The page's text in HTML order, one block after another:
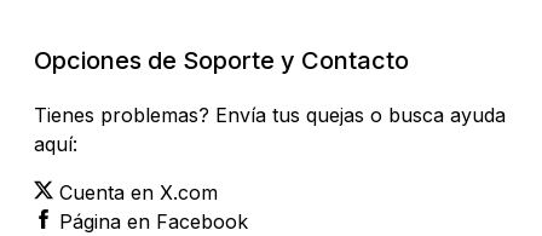
Opciones de Soporte y Contacto
Tienes problemas? Envía tus quejas o busca ayuda
aquí:
Cuenta en X.com
Página en Facebook